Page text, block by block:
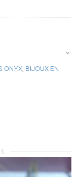
ONYX BIJOUX EN